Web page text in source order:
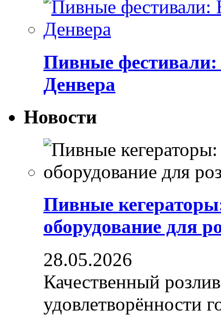
Пивные фестивали:
Денвера
Новости
Пивные
оборудование для
28.05.2026
Качественный
удовлетворённости